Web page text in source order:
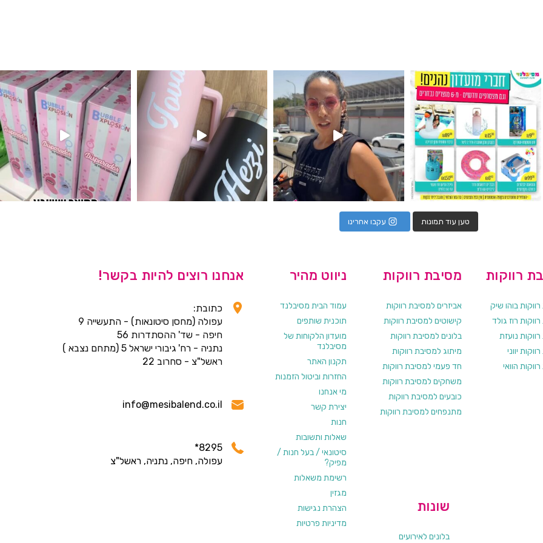
מין העובר רק במסיבלנד !! קיים
כוס נירוסטה ענקית שכול אחד צריך! קיימת באתר ובסניהמוצר הכי מבוקש שלנו מטף לגילוי מין העובר חזר למלא
טען עוד תמונות עקבו אחרינו
אנחנו רוצים להיות בקשר!
כתובת:
עפולה (מחסן סיטונאות) - התעשייה 9
חיפה - שד' ההסתדרות 56
נתניה - רח' גיבורי ישראל 5 (מתחם נצבא )
ראשל"צ - סחרוב 22
info@mesibalend.co.il
8295*
עפולה, חיפה, נתניה, ראשל"צ
ניווט מהיר
עמוד הבית מסיבלנד
תוכנית שותפים
מועדון הלקוחות של
מסיבלנד
תקנון האתר
החזרות וביטול הזמנות
מי אנחנו
יצירת קשר
חנות
שאלות ותשובות
סיטונאי / בעל חנות /
מפיק?
רשימת משאלות
מגזין
הצהרת נגישות
מדיניות פרטיות
מסיבת רווקות
אביזרים למסיבת רווקות
קישוטים למסיבת רווקות
בלונים למסיבת רווקות
מיתוג למסיבת רווקות
חד פעמי למסיבת רווקות
משחקים למסיבת רווקות
כובעים למסיבת רווקות
מתנפחים למסיבת רווקות
רווקות
בוהו שיק
רוז גולד
נועזת
יווני
הוואי
שונות
בלונים לאירועים